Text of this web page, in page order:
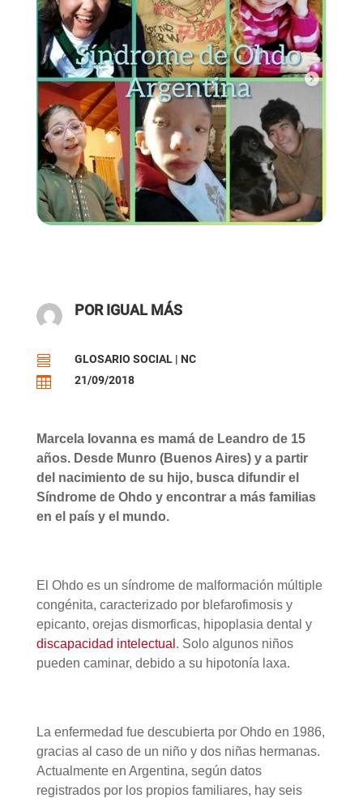
POR IGUAL MÁS
 GLOSARIO SOCIAL| NC
 21/09/2018
Marcela Iovanna es mamá de Leandro de 15
años. Desde Munro (Buenos Aires) y a partir
del nacimiento de su hijo, busca difundir el
Síndrome de Ohdo y encontrar a más familias
en el país y el mundo.
El Ohdo es un síndrome de malformación múltiple
congénita, caracterizado por blefarofimosis y
epicanto, orejas dismorficas, hipoplasia dental y
discapacidad intelectual . Solo algunos niños
pueden caminar, debido a su hipotonía laxa.
La enfermedad fue descubierta por Ohdo en 1986,
gracias al caso de un niño y dos niñas hermanas.
Actualmente en Argentina, según datos
registrados por los propios familiares, hay seis